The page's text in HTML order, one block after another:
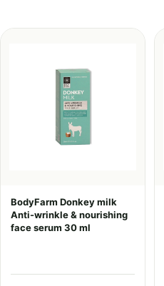
BodyFarm Donkey milk
Anti-wrinkle & nourishing
face serum 30 ml